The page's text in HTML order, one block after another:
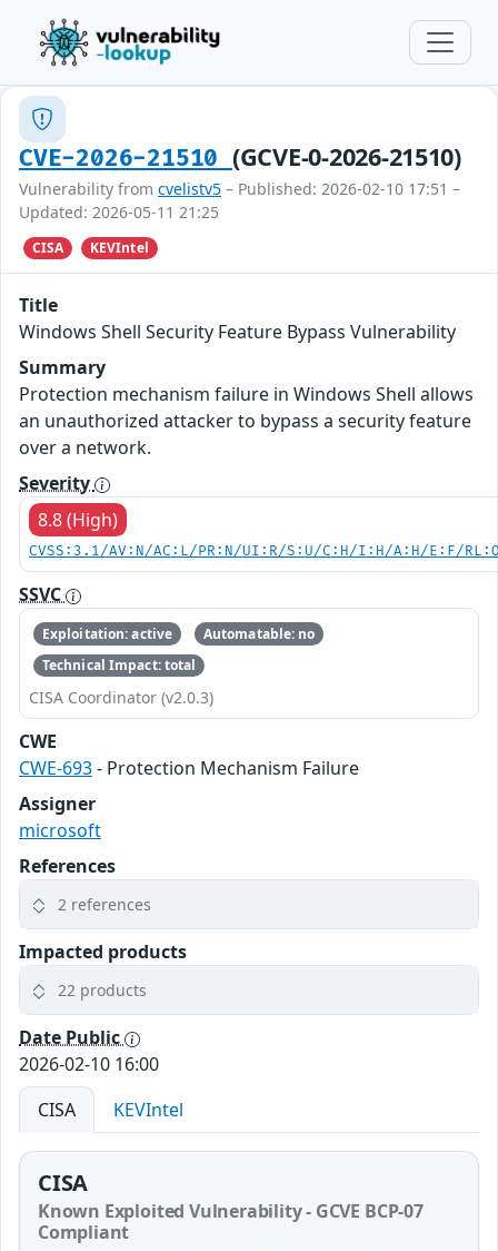
CVE-2026-21510 (GCVE-0-2026-21510)
Vulnerability from cvelistv5 – Published: 2026-02-10 17:51 –
Updated: 2026-05-11 21:25
CISA KEVIntel
Title
Windows Shell Security Feature Bypass Vulnerability
Summary
Protection mechanism failure in Windows Shell allows
an unauthorized attacker to bypass a security feature
over a network.
Severity
8.8 (High)
CVSS:3.1/AV:N/AC:L/PR:N/UI:R/S:U/C:H/I:H/A:H/E:F/
SSVC
Exploitation: active
Automatable: no
Technical Impact: total
CISA Coordinator (v2.0.3)
CWE
CWE-693- Protection Mechanism Failure
Assigner
microsoft
References
2 references
Impacted products
22 products
Date Public
2026-02-10 16:00
CISA
KEVIntel
CISA
Known Exploited Vulnerability - GCVE BCP-07
Compliant